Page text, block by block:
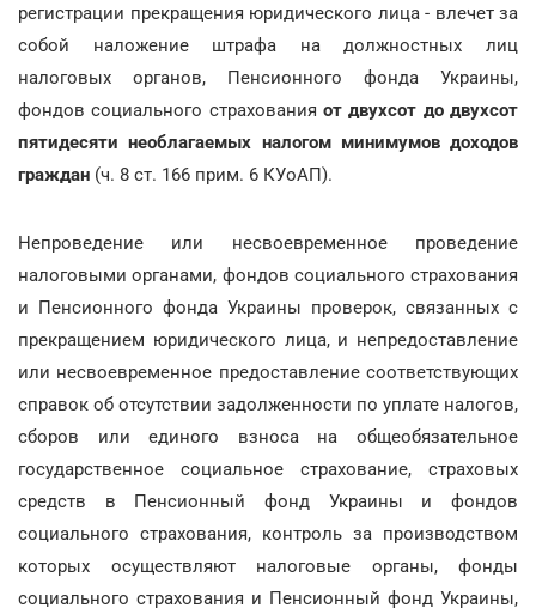
регистрации прекращения юридического лица - влечет за
собой наложение штрафа на должностных лиц
налоговых органов, Пенсионного фонда Украины,
фондов социального страхования от двухсот до двухсот
пятидесяти необлагаемых налогом минимумов доходов
граждан (ч. 8 ст. 166 прим. 6 КУоАП).
Непроведение или несвоевременное проведение
налоговыми органами, фондов социального страхования
и Пенсионного фонда Украины проверок, связанных с
прекращением юридического лица, и непредоставление
или несвоевременное предоставление соответствующих
справок об отсутствии задолженности по уплате налогов,
сборов или единого взноса на общеобязательное
государственное социальное страхование, страховых
средств в Пенсионный фонд Украины и фондов
социального страхования, контроль за производством
которых осуществляют налоговые органы, фонды
социального страхования и Пенсионный фонд Украины,